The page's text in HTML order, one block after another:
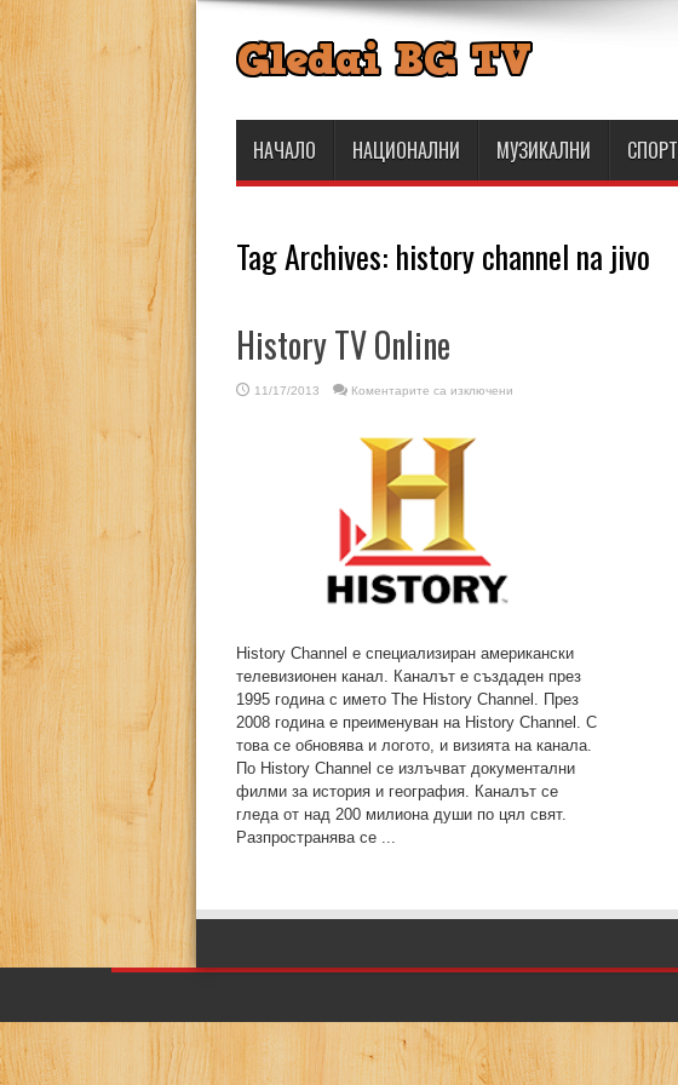
НАЧАЛО НАЦИОНАЛНИ МУЗИКАЛНИ СПОРТ
Tag Archives: history channel na jivo
History TV Online
11/17/2013 Коментарите са изключениза
History Channel е специализиран американски
телевизионен канал. Каналът е създаден през
1995 година с името The History Channel. През
2008 година е преименуван на History Channel. С
това се обновява и логото, и визията на канала.
По History Channel се излъчват документални
филми за история и география. Каналът се
гледа от над 200 милиона души по цял свят.
Разпространява се ...